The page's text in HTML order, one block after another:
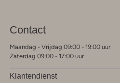
Contact
Maandag - Vrijdag 09:00 - 19:00 uur
Zaterdag 09:00 - 17:00 uur
Klantendienst